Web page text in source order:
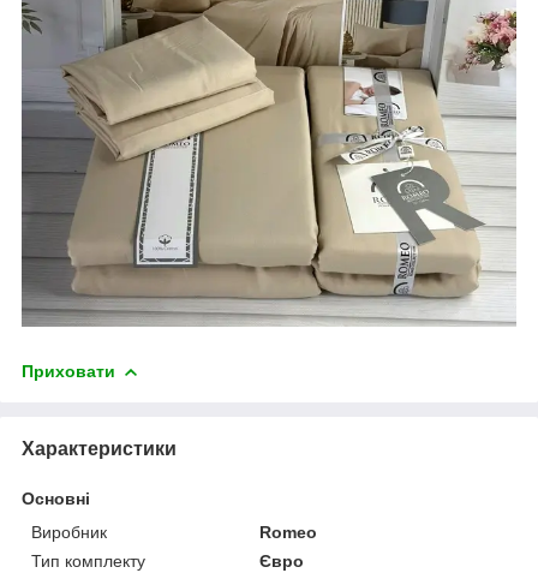
Приховати
Характеристики
Основні
Виробник
Romeo
Тип комплекту
Євро